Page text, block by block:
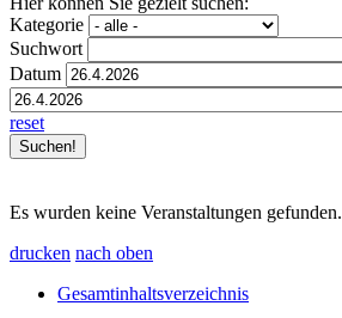
Kategorie
Suchwort
Datum
reset
Es wurden keine Veranstaltungen gefunden.
drucken nach oben
Gesamtinhaltsverzeichnis